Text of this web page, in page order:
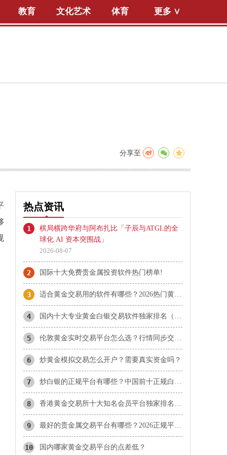
教育 文化艺术 体育 更多 ∨
分享至
热点资讯
1
棋局横跨华府与阿布扎比「子辰与ATGL的全
球化 AI 资本突围战」
2026-08-07
2 国际十大免费贵金属投资软件热门榜单!
3 适合黄金交易用的软件有哪些？2026热门黄金软件速览！
4 国内十大专业黄金白银交易软件独家排名（综合版）
5 伦敦黄金实时交易平台怎么选？行情同步交易快的平台盘点
6 炒黄金模拟交易怎么开户？需要真实资金吗？
7 炒白银的正规平台有哪些？中国前十正规白银平台推荐！
8 香港黄金交易所十大知名会员平台独家排名（榜单综合）
9 最好的贵金属交易平台有哪些？2026正规平台实力对比
10 国内哪家黄金交易平台的点差低？